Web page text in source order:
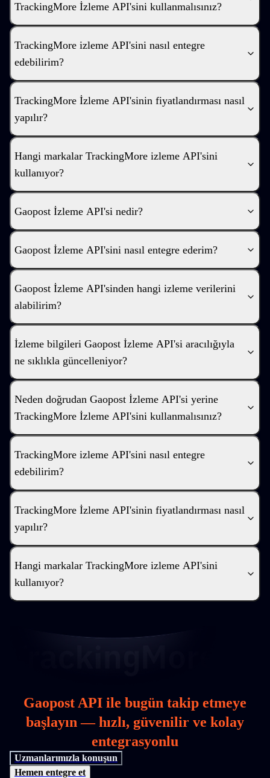
TrackingMore İzleme API'sini kullanmalısınız?
TrackingMore izleme API'sini nasıl entegre
edebilirim?
TrackingMore İzleme API'sinin fiyatlandırması nasıl
yapılır?
Hangi markalar TrackingMore izleme API'sini
kullanıyor?
Gaopost İzleme API'si nedir?
Gaopost İzleme API'sini nasıl entegre ederim?
Gaopost İzleme API'sinden hangi izleme verilerini
alabilirim?
İzleme bilgileri Gaopost İzleme API'si aracılığıyla
ne sıklıkla güncelleniyor?
Neden doğrudan Gaopost İzleme API'si yerine
TrackingMore İzleme API'sini kullanmalısınız?
TrackingMore izleme API'sini nasıl entegre
edebilirim?
TrackingMore İzleme API'sinin fiyatlandırması nasıl
yapılır?
Hangi markalar TrackingMore izleme API'sini
kullanıyor?
Gaopost API ile bugün takip etmeye
başlayın — hızlı, güvenilir ve kolay
entegrasyonlu
Uzmanlarımızla konuşun
Hemen entegre et